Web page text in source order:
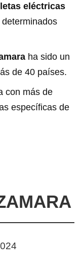
eléctricas
ha sido un
de 40 países.
con más de
específicas de